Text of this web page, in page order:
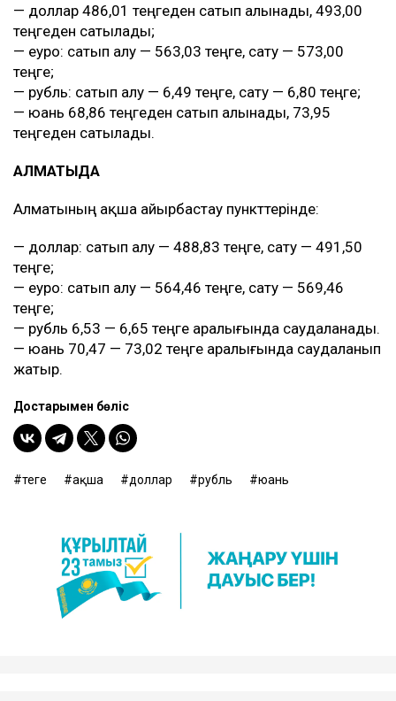
— доллар 486,01 теңгеден сатып алынады, 493,00
теңгеден сатылады;
— еуро: сатып алу — 563,03 теңге, сату — 573,00
теңге;
— рубль: сатып алу — 6,49 теңге, сату — 6,80 теңге;
— юань 68,86 теңгеден сатып алынады, 73,95
теңгеден сатылады.
АЛМАТЫДА
Алматының ақша айырбастау пункттерінде:
— доллар: сатып алу — 488,83 теңге, сату — 491,50
теңге;
— еуро: сатып алу — 564,46 теңге, сату — 569,46
теңге;
— рубль 6,53 — 6,65 теңге аралығында саудаланады.
— юань 70,47 — 73,02 теңге аралығында саудаланып
жатыр.
Достарыңмен бөліс
теңге ақша доллар рубль юань